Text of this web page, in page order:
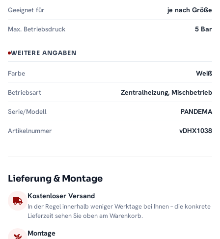
Geeignet für je nach Größe
Max. Betriebsdruck 5 Bar
WEITERE ANGABEN
Farbe Weiß
Betriebsart Zentralheizung, Mischbetrieb
Serie/Modell PANDEMA
Artikelnummer vDHX1038
Lieferung & Montage
Kostenloser Versand
In der Regel innerhalb weniger Werktage bei Ihnen – die konkrete
Lieferzeit sehen Sie oben am Warenkorb.
Montage